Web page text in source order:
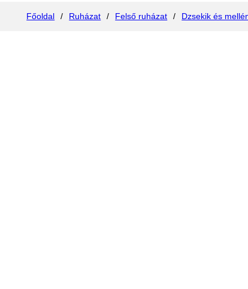
Főoldal / Ruházat / Felső ruházat / Dzsekik és